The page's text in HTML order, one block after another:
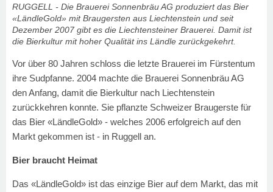
RUGGELL - Die Brauerei Sonnenbräu AG produziert das Bier
«LändleGold» mit Braugersten aus Liechtenstein und seit
Dezember 2007 gibt es die Liechtensteiner Brauerei. Damit ist
die Bierkultur mit hoher Qualität ins Ländle zurückgekehrt.
Vor über 80 Jahren schloss die letzte Brauerei im Fürstentum
ihre Sudpfanne. 2004 machte die Brauerei Sonnenbräu AG
den Anfang, damit die Bierkultur nach Liechtenstein
zurückkehren konnte. Sie pflanzte Schweizer Braugerste für
das Bier «LändleGold» - welches 2006 erfolgreich auf den
Markt gekommen ist - in Ruggell an.
Bier braucht Heimat
Das «LändleGold» ist das einzige Bier auf dem Markt, das mit